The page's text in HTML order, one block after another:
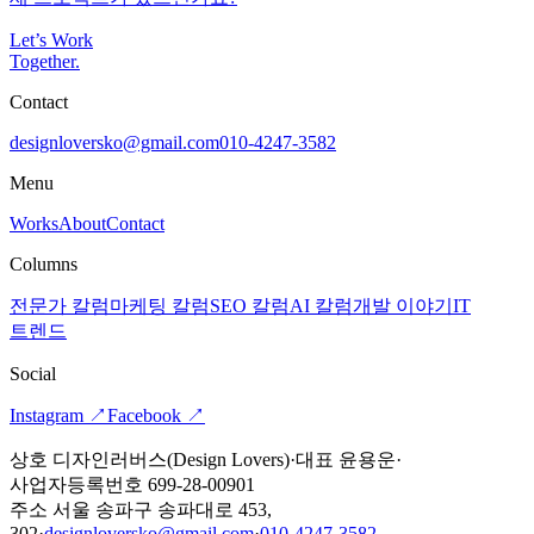
Let’s Work
Together.
Contact
designloversko@gmail.com010-4247-3582
Menu
WorksAboutContact
Columns
전문가 칼럼마케팅 칼럼SEO 칼럼AI 칼럼개발 이야기 IT
트렌드
Social
Instagram ↗Facebook ↗
상호 디자인러버스(Design Lovers)·대표 윤용운·
사업자등록번호 699-28-00901
주소 서울 송파구 송파대로 453,